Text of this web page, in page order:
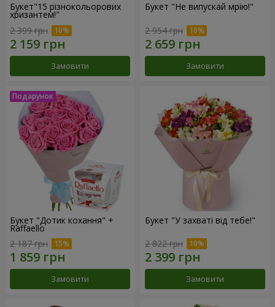
Букет"15 різнокольорових
хризантем!"
2 399 грн
Замовити
Букет "Не випускай мрію!"
2 954 грн
Замовити
Букет "Дотик кохання" +
Raffaello
2 187 грн
Замовити
Букет "У захваті від тебе!"
2 822 грн
Замовити